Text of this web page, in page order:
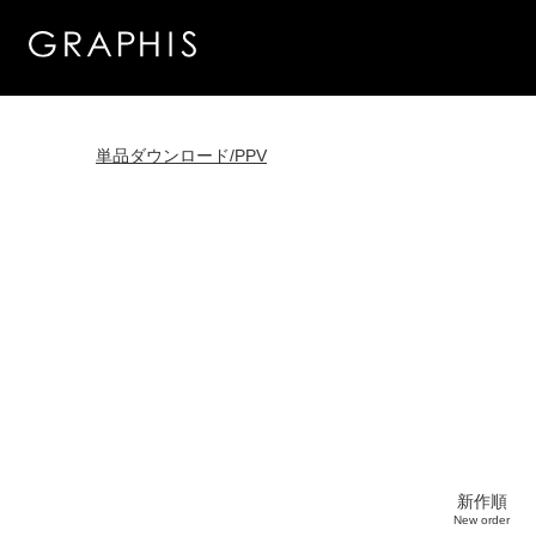
単品ダウンロード/PPV
新作順
New order